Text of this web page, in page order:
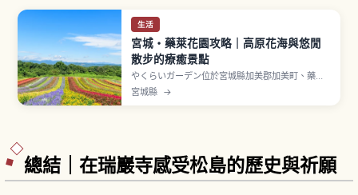
生活
宮城・藥萊花園攻略｜高原花海與悠閒
散步的療癒景點
やくらいガーデン位於宮城縣加美郡加美町、藥萊
山山麓，總面積約15萬平方公尺（東京巨蛋3個
宮城縣 →
總結｜在瑞巖寺感受松島的歷史與祈願